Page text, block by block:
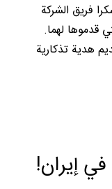
فريق الشركة
قدموها لهما.
هدية تذكارية
إيران